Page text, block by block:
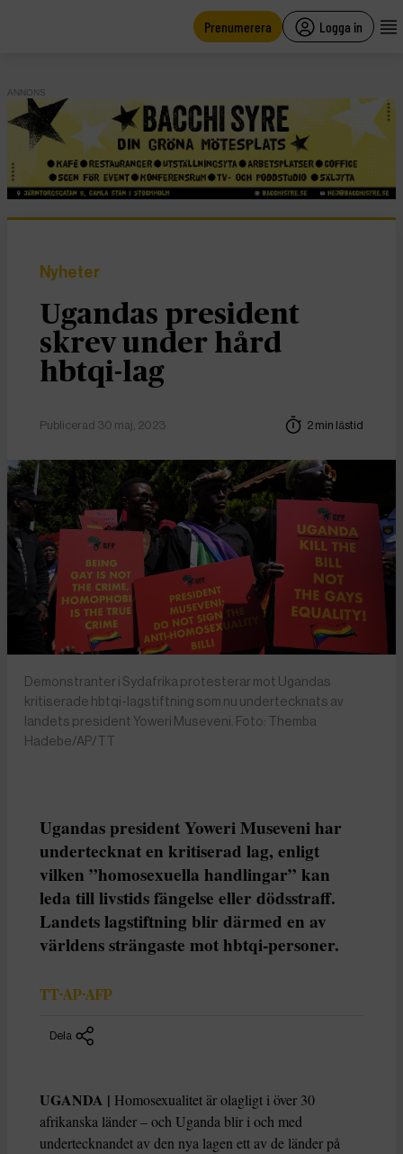
Prenumerera Logga in
ANNONS
Nyheter
Ugandas president
skrev under hård
hbtqi-lag
Publicerad 30 maj, 2023 2 min lästid
Demonstranter i Sydafrika protesterar mot Ugandas
kritiserade hbtqi-lagstiftning som nu undertecknats av
landets president Yoweri Museveni. Foto: Themba
Hadebe/AP/TT
Ugandas president Yoweri Museveni har
undertecknat en kritiserad lag, enligt
vilken ”homosexuella handlingar” kan
leda till livstids fängelse eller dödsstraff.
Landets lagstiftning blir därmed en av
världens strängaste mot hbtqi-personer.
TT-AP-AFP
Dela
UGANDA | Homosexualitet är olagligt i över 30
afrikanska länder – och Uganda blir i och med
undertecknandet av den nya lagen ett av de länder på